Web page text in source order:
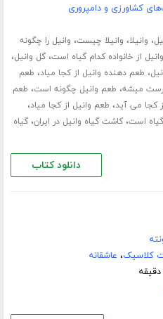
کشاورزی و دامپروری
، وانیلا، وانیلا چیست، وانیل را چگونه
وانیل از خانواده کدام گیاه است،گل وانیل،
، طعم دهنده وانیل از کجا میاد، طعم
میشه، طعم وانیل چگونه است، طعم
کجا می آید، طعم وانیل از کجا میاد،
گیاه است،کاشت گیاه وانیل در ایران،گیاه
دانلود کتاب
کلاسیک، عاشقانه